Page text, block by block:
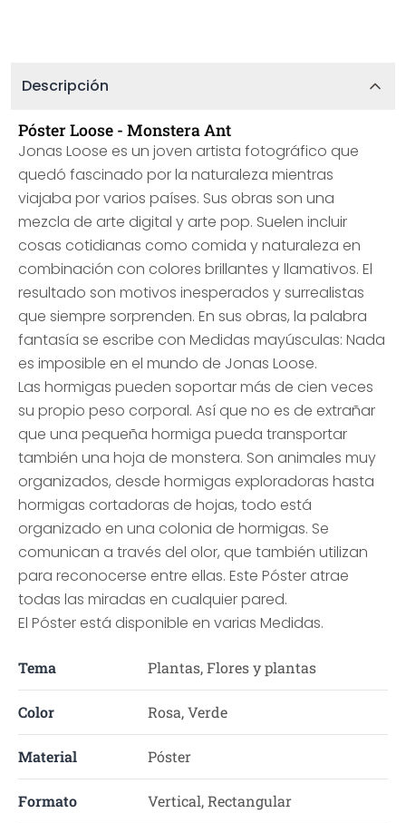
Descripción
Póster Loose - Monstera Ant
Jonas Loose es un joven artista fotográfico que
quedó fascinado por la naturaleza mientras
viajaba por varios países. Sus obras son una
mezcla de arte digital y arte pop. Suelen incluir
cosas cotidianas como comida y naturaleza en
combinación con colores brillantes y llamativos. El
resultado son motivos inesperados y surrealistas
que siempre sorprenden. En sus obras, la palabra
fantasía se escribe con Medidas mayúsculas: Nada
es imposible en el mundo de Jonas Loose.
Las hormigas pueden soportar más de cien veces
su propio peso corporal. Así que no es de extrañar
que una pequeña hormiga pueda transportar
también una hoja de monstera. Son animales muy
organizados, desde hormigas exploradoras hasta
hormigas cortadoras de hojas, todo está
organizado en una colonia de hormigas. Se
comunican a través del olor, que también utilizan
para reconocerse entre ellas. Este Póster atrae
todas las miradas en cualquier pared.
El Póster está disponible en varias Medidas.
Tema Plantas, Flores y plantas
Color Rosa, Verde
Material Póster
Formato Vertical, Rectangular